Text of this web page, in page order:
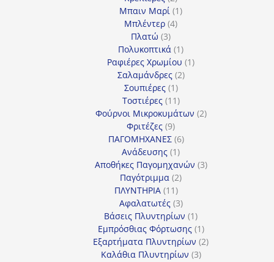
προϊόντα
Μπαιν Μαρί 11
Μπλέντερ 44
Πλατώ 33
προϊόντα
Πολυκοπτικά 11
προϊόν
Ραφιέρες Χρωμίου 11
Σαλαμάνδρες 22
Σουπιέρες 11
προϊόν
Τοστιέρες 1111
προϊόντα
Φούρνοι Μικροκυμάτων 22
Φριτέζες 99
προϊόντα
ΠΑΓΟΜΗΧΑΝΕΣ 66
Ανάδευσης 11
προϊόν
Αποθήκες Παγομηχανών 33
Παγότριμμα 22
ΠΛΥΝΤΗΡΙΑ 1111
προϊόντα
Αφαλατωτές 33
προϊόντα
Βάσεις Πλυντηρίων 11
προϊόν
Εμπρόσθιας Φόρτωσης 11
προϊόν
Εξαρτήματα Πλυντηρίων 22
Καλάθια Πλυντηρίων 33